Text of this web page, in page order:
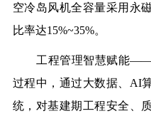
空冷岛风机全容量采用永
比率达15%~35%。
工程管理智慧赋能
过程中，通过大数据、AI
统，对基建期工程安全、